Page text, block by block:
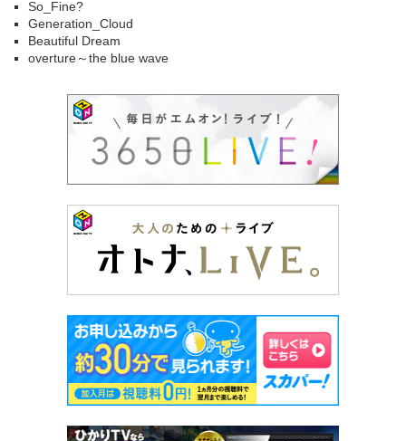
So_Fine?
Generation_Cloud
Beautiful Dream
overture～the blue wave